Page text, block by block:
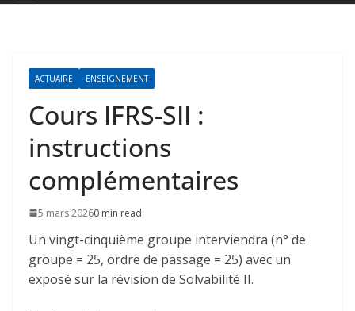
ACTUAIRE ENSEIGNEMENT
Cours IFRS-SII :
instructions
complémentaires
5 mars 20260 min read
Un vingt-cinquième groupe interviendra (n° de
groupe = 25, ordre de passage = 25) avec un
exposé sur la révision de Solvabilité II.